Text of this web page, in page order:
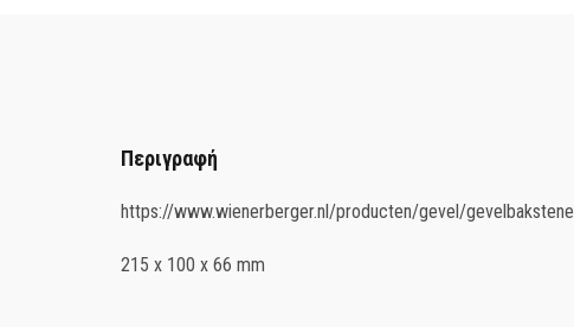
Περιγραφή
https://www.wienerberger.nl/producten/gevel/
215 x 100 x 66 mm